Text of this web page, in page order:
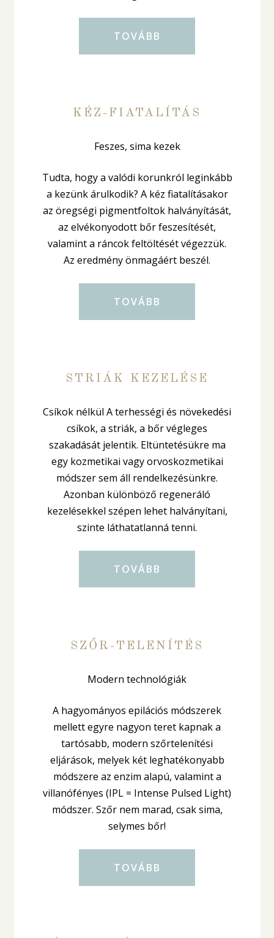
TOVÁBB
KÉZ-FIATALÍTÁS
Feszes, sima kezek
Tudta, hogy a valódi korunkról leginkább
a kezünk árulkodik? A kéz fiatalításakor
az öregségi pigmentfoltok halványítását,
az elvékonyodott bőr feszesítését,
valamint a ráncok feltöltését végezzük.
Az eredmény önmagáért beszél.
TOVÁBB
STRIÁK KEZELÉSE
Csíkok nélkül A terhességi és növekedési
csíkok, a striák, a bőr végleges
szakadását jelentik. Eltüntetésükre ma
egy kozmetikai vagy orvoskozmetikai
módszer sem áll rendelkezésünkre.
Azonban különböző regeneráló
kezelésekkel szépen lehet halványítani,
szinte láthatatlanná tenni.
TOVÁBB
SZŐR-TELENÍTÉS
Modern technológiák
A hagyományos epilációs módszerek
mellett egyre nagyon teret kapnak a
tartósabb, modern szőrtelenítési
eljárások, melyek két leghatékonyabb
módszere az enzim alapú, valamint a
villanófényes (IPL = Intense Pulsed Light)
módszer. Szőr nem marad, csak sima,
selymes bőr!
TOVÁBB